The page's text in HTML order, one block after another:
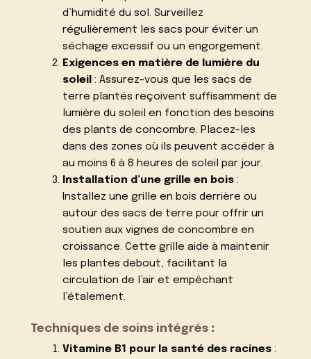
d’humidité du sol. Surveillez
régulièrement les sacs pour éviter un
séchage excessif ou un engorgement.
Exigences en matière de lumière du
soleil: Assurez-vous que les sacs de
terre plantés reçoivent suffisamment de
lumière du soleil en fonction des besoins
des plants de concombre. Placez-les
dans des zones où ils peuvent accéder à
au moins 6 à 8 heures de soleil par jour.
Installation d’une grille en bois:
Installez une grille en bois derrière ou
autour des sacs de terre pour offrir un
soutien aux vignes de concombre en
croissance. Cette grille aide à maintenir
les plantes debout, facilitant la
circulation de l’air et empêchant
l’étalement.
Techniques de soins intégrés :
Vitamine B1 pour la santé des racines: